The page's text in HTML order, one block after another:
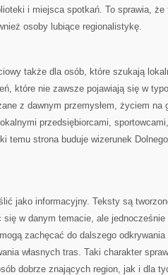
i miejsca spotkań. To sprawia,
osoby lubiące regionalistykę.
także dla osób, które szukają
które nie zawsze pojawiają się w
z dawnym przemysłem, życiem na
przedsiębiorcami,
temu strona buduje wizerunek
jako informacyjny. Teksty są
w danym temacie, ale
zachęcać do dalszego
własnych tras. Taki charakter
dobrze znających region, jak i dla